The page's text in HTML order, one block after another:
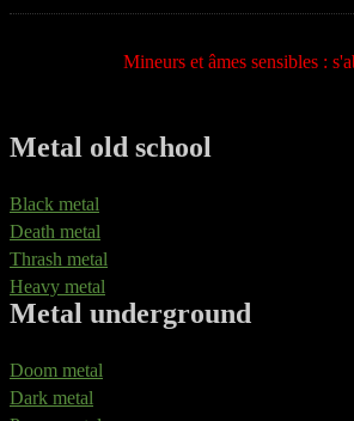
Mineurs et âmes sensibles :
Metal old school
Black metal
Death metal
Thrash metal
Heavy metal
Metal underground
Doom metal
Dark metal